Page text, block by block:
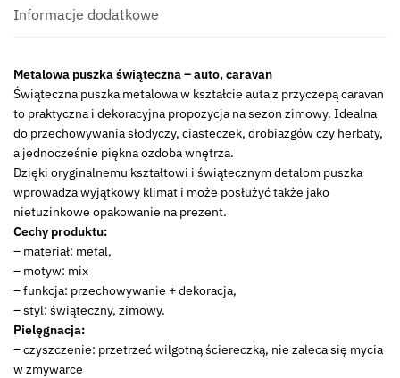
23465737
Tin
box
santa,
car,
caravan
23465737
Informacje dodatkowe
Metalowa puszka świąteczna – auto, caravan
Świąteczna puszka metalowa w kształcie auta z przyczepą caravan
to praktyczna i dekoracyjna propozycja na sezon zimowy. Idealna
do przechowywania słodyczy, ciasteczek, drobiazgów czy herbaty,
a jednocześnie piękna ozdoba wnętrza.
Dzięki oryginalnemu kształtowi i świątecznym detalom puszka
wprowadza wyjątkowy klimat i może posłużyć także jako
nietuzinkowe opakowanie na prezent.
Cechy produktu:
– materiał: metal,
– motyw: mix
– funkcja: przechowywanie + dekoracja,
– styl: świąteczny, zimowy.
Pielęgnacja:
– czyszczenie: przetrzeć wilgotną ściereczką, nie zaleca się mycia
w zmywarce